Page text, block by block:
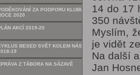
ZA PODPORU KLUBU V
2020
AKCÍ 2019-20
BESED SVĚT KOLEM NÁS
19
Z TÁBORA NA SÁZAVĚ
14 do 17
350
Myslím,
je vidět
Na další
Jan